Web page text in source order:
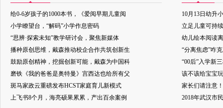
给0-6岁孩子的1000本书，《爱阅早期儿童阅
小学瞭望台，“解码”小学作息密码
“思辨·探索未知”教学研讨会，聚焦新媒体
播种原创思维，戴森推动校企合作共筑创新生
鼓励原创精神，挖掘创新可能，戴森为中国科
磨铁《我的爸爸是奥特曼》宫西达也给所有父
斑马家政云重磅发布HCST家庭育儿新模式
上飞书8个月，海亮硕果累累，产出百余案例
10月13日幼升
立足儿童可持
幼儿绘本阅读
“分离焦虑”咋
“00后”入学新
该不该给宝宝
家长们请注意
2018年武汉市